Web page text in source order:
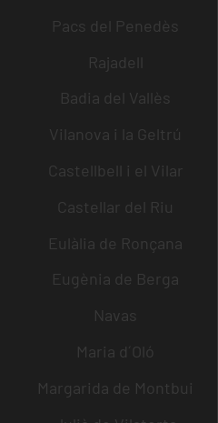
Pacs del Penedès
Rajadell
Badia del Vallès
Vilanova i la Geltrú
Castellbell i el Vilar
Castellar del Riu
Eulàlia de Ronçana
Eugènia de Berga
Navas
Maria d´Oló
Margarida de Montbui